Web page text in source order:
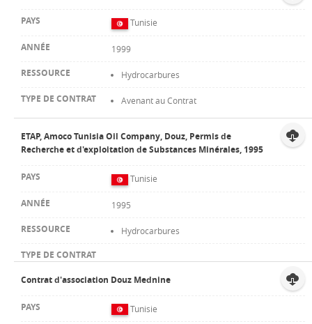
Tunisie
1999
Hydrocarbures
Avenant au Contrat
ETAP, Amoco Tunisia Oil Company, Douz, Permis de
Recherche et d'exploitation de Substances Minérales, 1995
Tunisie
1995
Hydrocarbures
Contrat d'association Douz Mednine
Tunisie